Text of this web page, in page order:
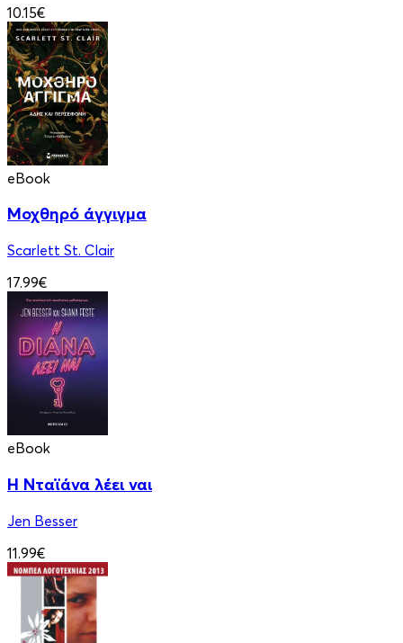
10.15€
eBook
Μοχθηρό άγγιγμα
Scarlett St. Clair
17.99€
eBook
Η Νταϊάνα λέει ναι
Jen Besser
11.99€